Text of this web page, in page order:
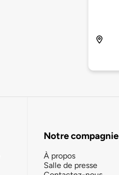
Notre compagnie
À propos
Salle de presse